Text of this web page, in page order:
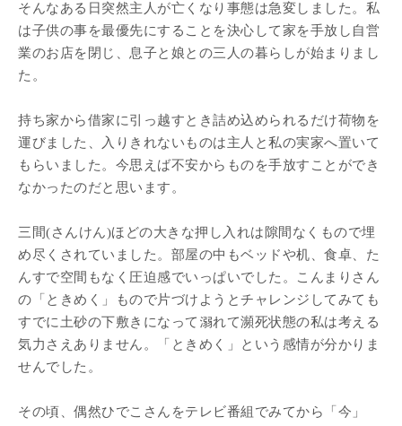
そんなある日突然主人が亡くなり事態は急変しました。私
は子供の事を最優先にすることを決心して家を手放し自営
業のお店を閉じ、息子と娘との三人の暮らしが始まりまし
た。
持ち家から借家に引っ越すとき詰め込められるだけ荷物を
運びました、入りきれないものは主人と私の実家へ置いて
もらいました。今思えば不安からものを手放すことができ
なかったのだと思います。
三間(さんけん)ほどの大きな押し入れは隙間なくもので埋
め尽くされていました。部屋の中もベッドや机、食卓、た
んすで空間もなく圧迫感でいっぱいでした。こんまりさん
の「ときめく」もので片づけようとチャレンジしてみても
すでに土砂の下敷きになって溺れて瀕死状態の私は考える
気力さえありません。「ときめく」という感情が分かりま
せんでした。
その頃、偶然ひでこさんをテレビ番組でみてから「今」